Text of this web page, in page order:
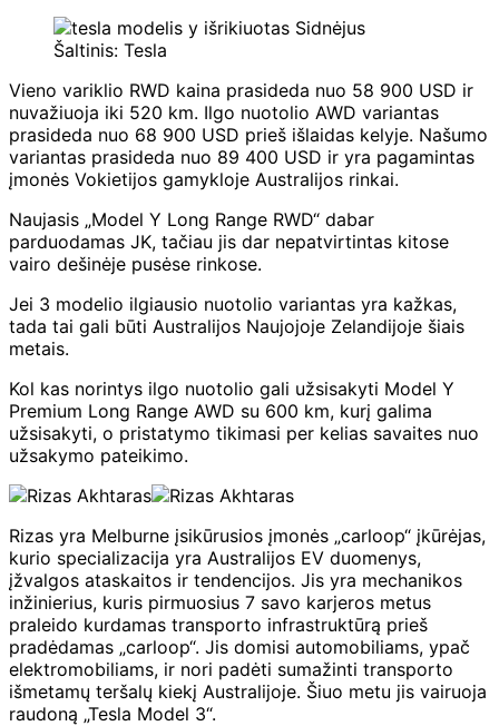
Šaltinis: Tesla
Vieno variklio RWD kaina prasideda nuo 58 900 USD ir
nuvažiuoja iki 520 km. Ilgo nuotolio AWD variantas
prasideda nuo 68 900 USD prieš išlaidas kelyje. Našumo
variantas prasideda nuo 89 400 USD ir yra pagamintas
įmonės Vokietijos gamykloje Australijos rinkai.
Naujasis „Model Y Long Range RWD“ dabar
parduodamas JK, tačiau jis dar nepatvirtintas kitose
vairo dešinėje pusėse rinkose.
Jei 3 modelio ilgiausio nuotolio variantas yra kažkas,
tada tai gali būti Australijos Naujojoje Zelandijoje šiais
metais.
Kol kas norintys ilgo nuotolio gali užsisakyti Model Y
Premium Long Range AWD su 600 km, kurį galima
užsisakyti, o pristatymo tikimasi per kelias savaites nuo
užsakymo pateikimo.
Rizas yra Melburne įsikūrusios įmonės „carloop“ įkūrėjas,
kurio specializacija yra Australijos EV duomenys,
įžvalgos ataskaitos ir tendencijos. Jis yra mechanikos
inžinierius, kuris pirmuosius 7 savo karjeros metus
praleido kurdamas transporto infrastruktūrą prieš
pradėdamas „carloop“. Jis domisi automobiliams, ypač
elektromobiliams, ir nori padėti sumažinti transporto
išmetamų teršalų kiekį Australijoje. Šiuo metu jis vairuoja
raudoną „Tesla Model 3“.